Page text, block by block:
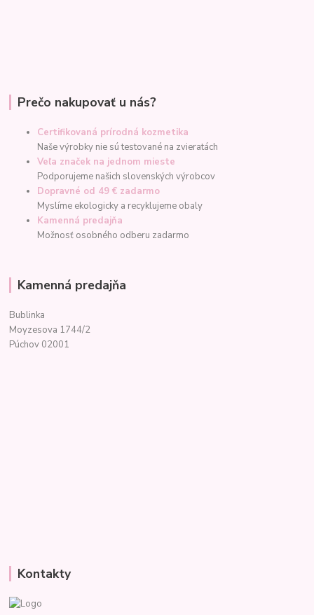
Prečo nakupovať u nás?
Certifikovaná prírodná kozmetika
Naše výrobky nie sú testované na zvieratách
Veľa značek na jednom mieste
Podporujeme našich slovenských výrobcov
Dopravné od 49 € zadarmo
Myslíme ekologicky a recyklujeme obaly
Kamenná predajňa
Možnosť osobného odberu zadarmo
Kamenná predajňa
Bublinka
Moyzesova 1744/2
Púchov 02001
Kontakty